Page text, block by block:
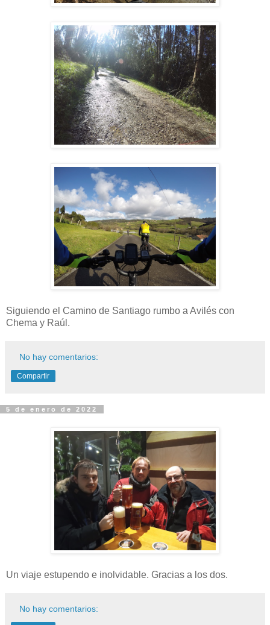
Siguiendo el Camino de Santiago rumbo a Avilés con
Chema y Raúl.
No hay comentarios:
Compartir
5 de enero de 2022
Un viaje estupendo e inolvidable. Gracias a los dos.
No hay comentarios: